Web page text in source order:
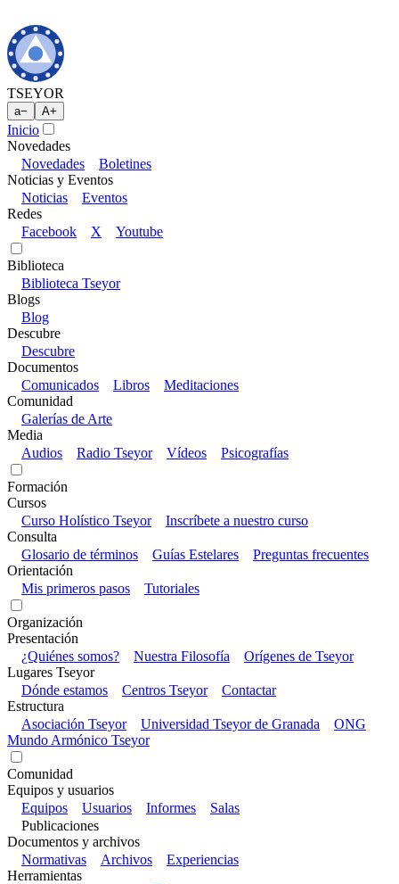
TSEYOR
a− A+
Inicio
Novedades
Novedades
Boletines
Noticias y Eventos
Noticias
Eventos
Redes
Facebook
X Youtube
Biblioteca
Biblioteca Tseyor
Blogs
Blog
Descubre
Descubre
Documentos
Comunicados
Libros
Meditaciones
Comunidad
Galerías de Arte
Media
Audios
Radio Tseyor Vídeos Psicografías
Formación
Cursos
Curso Holístico Tseyor
Inscríbete a nuestro curso
Consulta
Glosario de términos
Guías Estelares
Preguntas frecuentes
Orientación
Mis primeros pasos
Tutoriales
Organización
Presentación
¿Quiénes somos?
Nuestra Filosofía
Orígenes de Tseyor
Lugares Tseyor
Dónde estamos
Centros Tseyor
Contactar
Estructura
Asociación Tseyor
Universidad Tseyor de Granada
ONG
Mundo Armónico Tseyor
Comunidad
Equipos y usuarios
Equipos
Usuarios Informes
Salas
Publicaciones
Documentos y archivos
Normativas
Archivos
Experiencias
Herramientas